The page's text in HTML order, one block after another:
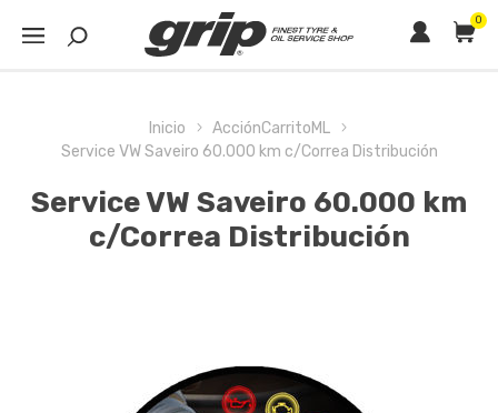
0
Inicio
AcciónCarritoML
Service VW Saveiro 60.000 km c/Correa Distribución
Service VW Saveiro 60.000 km
c/Correa Distribución